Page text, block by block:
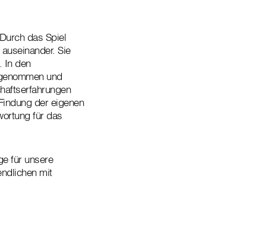
das Spiel
Sie
In den
und
der eigenen
für das
für unsere
mit